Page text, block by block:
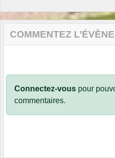
COMMENTEZ
Connectez-vous pour
commentaires.